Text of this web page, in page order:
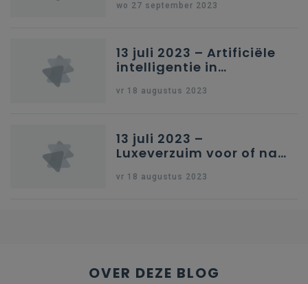
wo 27 september 2023
13 juli 2023 – Artificiële
intelligentie in
vr 18 augustus 2023
13 juli 2023 –
Luxeverzuim voor of na
vr 18 augustus 2023
OVER DEZE BLOG